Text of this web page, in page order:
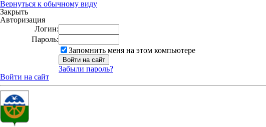
Вернуться к обычному виду
Закрыть
Авторизация
Логин:
Пароль:
Запомнить меня на этом компьютере
Забыли пароль?
Войти на сайт